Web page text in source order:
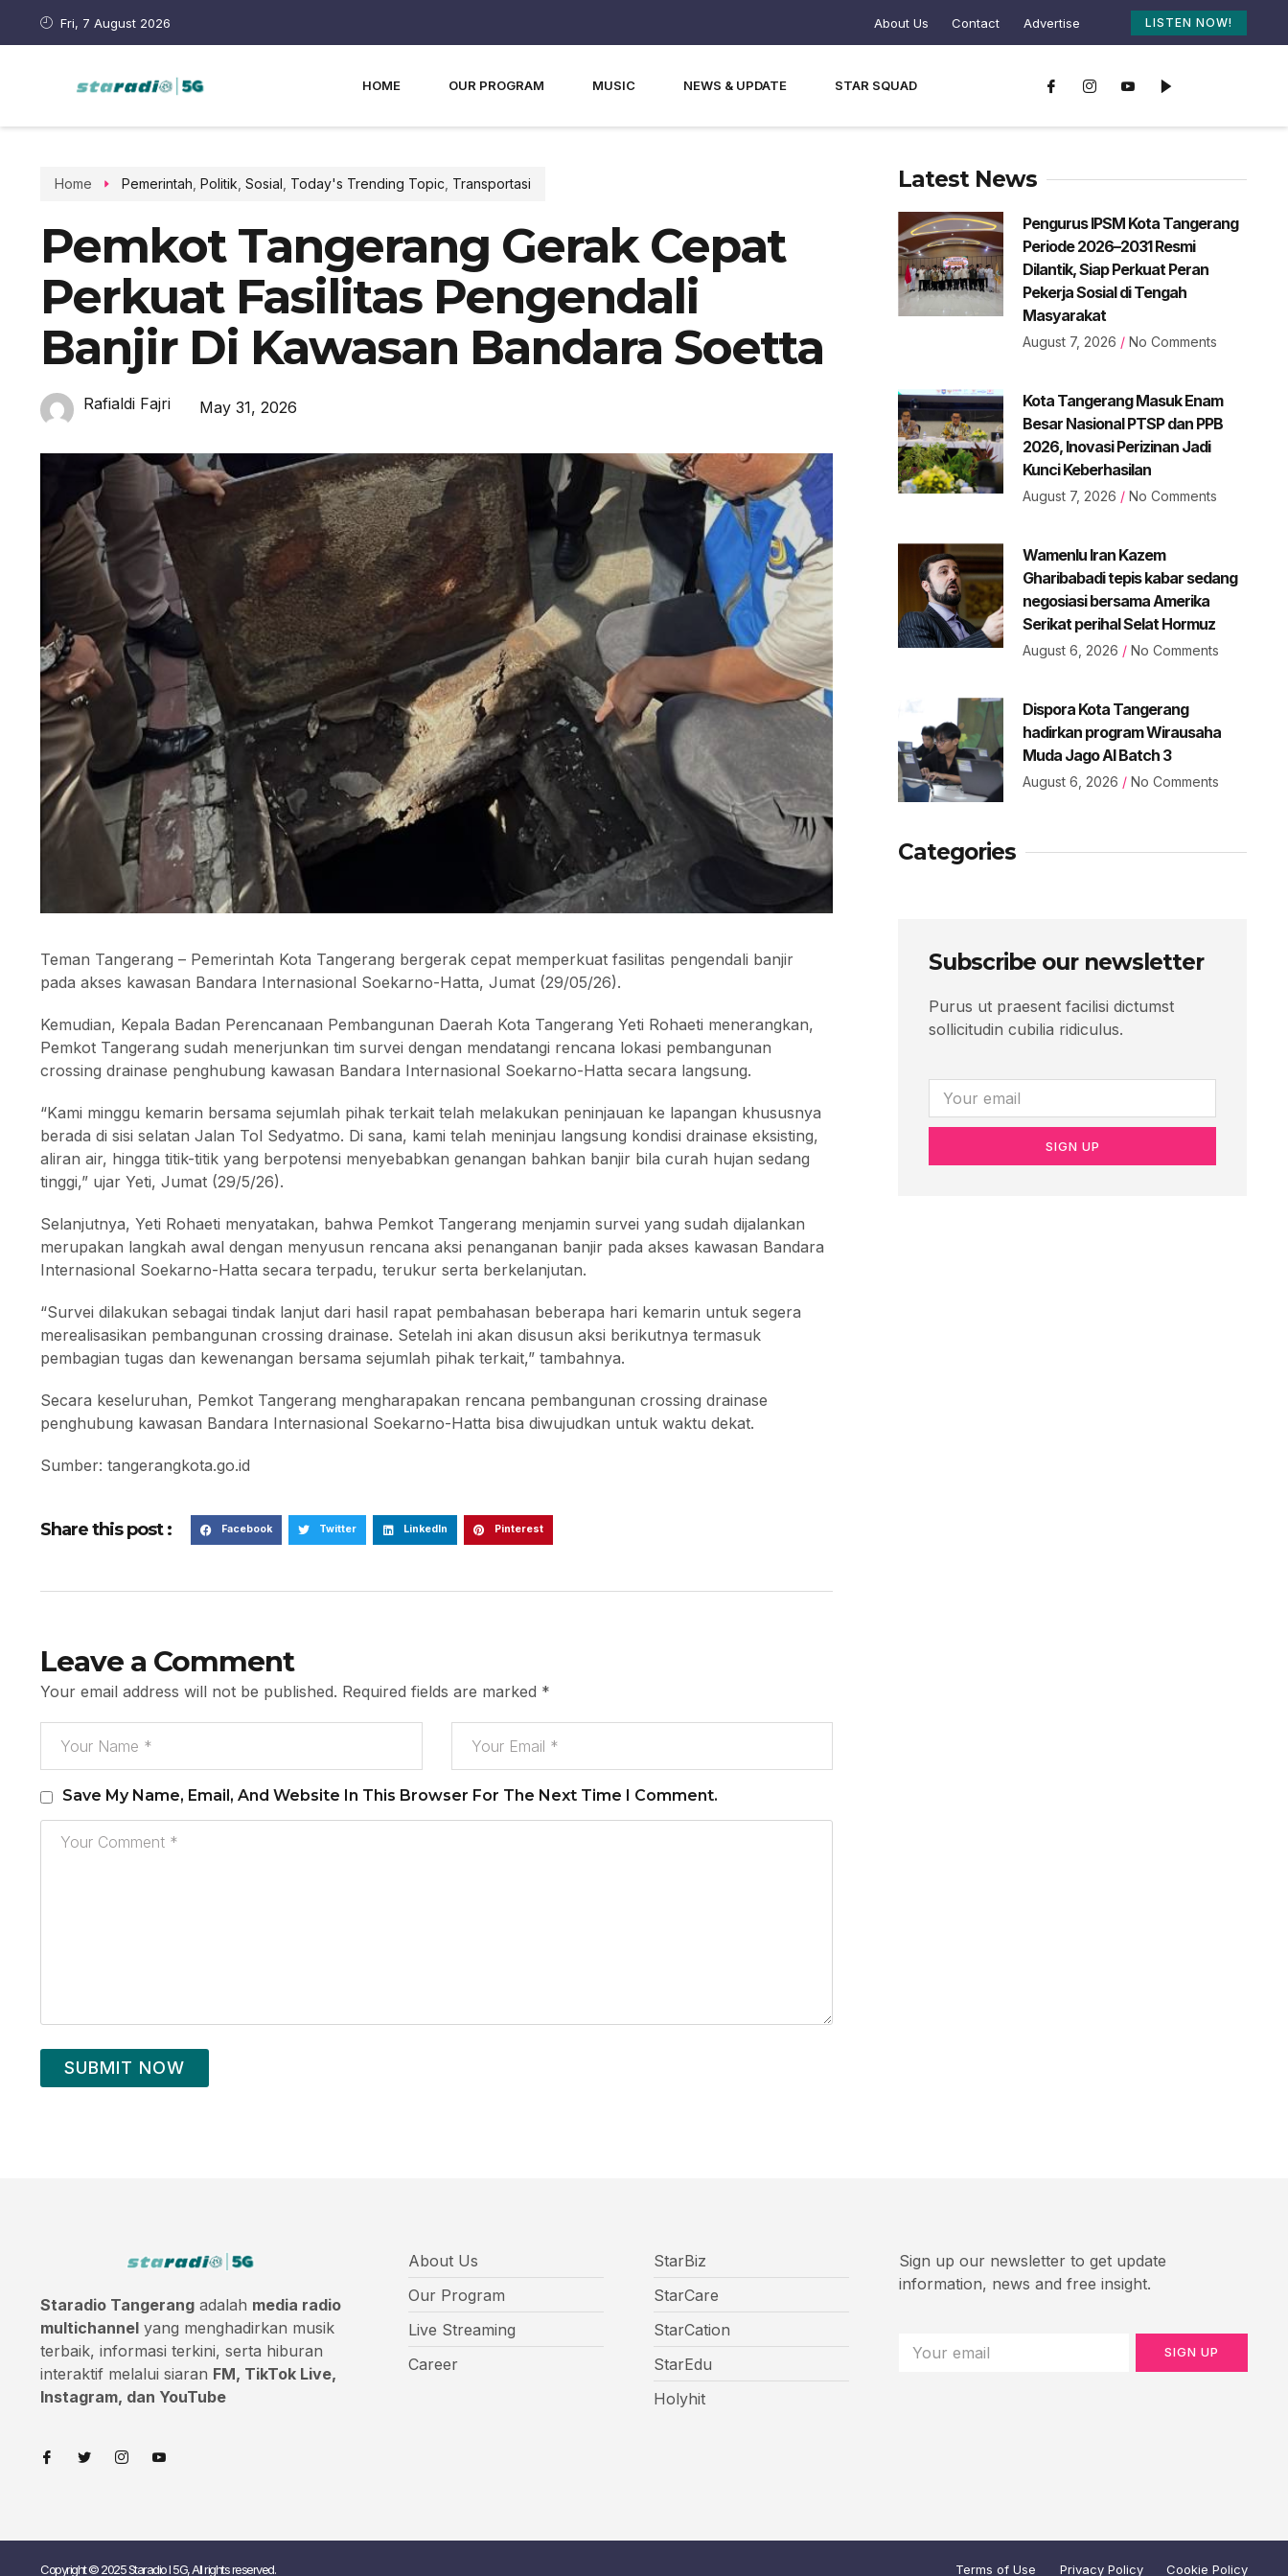
Fri, 7 August 2026 About Us Contact Advertise LISTEN NOW!
HOME OUR PROGRAM MUSIC NEWS & UPDATE STAR SQUAD
Home Pemerintah Politik Sosial Today's Trending Topic Transportasi
Pemkot Tangerang Gerak Cepat
Perkuat Fasilitas Pengendali
Banjir Di Kawasan Bandara Soetta
Rafialdi Fajri May 31, 2026
Teman Tangerang – Pemerintah Kota Tangerang bergerak cepat memperkuat fasilitas pengendali banjir
pada akses kawasan Bandara Internasional Soekarno-Hatta, Jumat (29/05/26).
Kemudian, Kepala Badan Perencanaan Pembangunan Daerah Kota Tangerang Yeti Rohaeti menerangkan,
Pemkot Tangerang sudah menerjunkan tim survei dengan mendatangi rencana lokasi pembangunan
crossing drainase penghubung kawasan Bandara Internasional Soekarno-Hatta secara langsung.
“Kami minggu kemarin bersama sejumlah pihak terkait telah melakukan peninjauan ke lapangan khususnya
berada di sisi selatan Jalan Tol Sedyatmo. Di sana, kami telah meninjau langsung kondisi drainase eksisting,
aliran air, hingga titik-titik yang berpotensi menyebabkan genangan bahkan banjir bila curah hujan sedang
tinggi,” ujar Yeti, Jumat (29/5/26).
Selanjutnya, Yeti Rohaeti menyatakan, bahwa Pemkot Tangerang menjamin survei yang sudah dijalankan
merupakan langkah awal dengan menyusun rencana aksi penanganan banjir pada akses kawasan Bandara
Internasional Soekarno-Hatta secara terpadu, terukur serta berkelanjutan.
“Survei dilakukan sebagai tindak lanjut dari hasil rapat pembahasan beberapa hari kemarin untuk segera
merealisasikan pembangunan crossing drainase. Setelah ini akan disusun aksi berikutnya termasuk
pembagian tugas dan kewenangan bersama sejumlah pihak terkait,” tambahnya.
Secara keseluruhan, Pemkot Tangerang mengharapakan rencana pembangunan crossing drainase
penghubung kawasan Bandara Internasional Soekarno-Hatta bisa diwujudkan untuk waktu dekat.
Sumber: tangerangkota.go.id
Share this post : Facebook Twitter LinkedIn Pinterest
Leave a Comment
Your email address will not be published. Required fields are marked *
Save My Name, Email, And Website In This Browser For The Next Time I Comment.
SUBMIT NOW
Latest News
Pengurus IPSM Kota Tangerang
Periode 2026–2031 Resmi
Dilantik, Siap Perkuat Peran
Pekerja Sosial di Tengah
Masyarakat
August 7, 2026 No Comments
Kota Tangerang Masuk Enam
Besar Nasional PTSP dan PPB
2026, Inovasi Perizinan Jadi
Kunci Keberhasilan
August 7, 2026 No Comments
Wamenlu Iran Kazem
Gharibabadi tepis kabar sedang
negosiasi bersama Amerika
Serikat perihal Selat Hormuz
August 6, 2026 No Comments
Dispora Kota Tangerang
hadirkan program Wirausaha
Muda Jago AI Batch 3
August 6, 2026 No Comments
Categories
Subscribe our newsletter
Purus ut praesent facilisi dictumst
sollicitudin cubilia ridiculus.
SIGN UP
Staradio Tangerang adalah media radio
multichannel yang menghadirkan musik
terbaik, informasi terkini, serta hiburan
interaktif melalui siaran FM, TikTok Live,
Instagram, dan YouTube
About Us
Our Program
Live Streaming
Career
StarBiz
StarCare
StarCation
StarEdu
Holyhit
Sign up our newsletter to get update
information, news and free insight.
SIGN UP
Copyright © 2025 Staradio I 5G, All rights reserved. Terms of Use Privacy Policy Cookie Policy